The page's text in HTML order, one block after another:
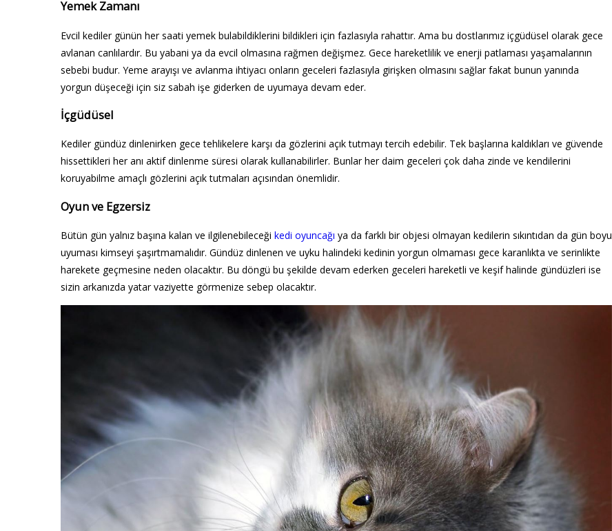
Yemek Zamanı
Evcil kediler günün her saati yemek bulabildiklerini bildikleri için fazlasıyla rahattır. Ama bu dostlarımız içgüdüsel olarak gece
avlanan canlılardır. Bu yabani ya da evcil olmasına rağmen değişmez. Gece hareketlilik ve enerji patlaması yaşamalarının
sebebi budur. Yeme arayışı ve avlanma ihtiyacı onların geceleri fazlasıyla girişken olmasını sağlar fakat bunun yanında
yorgun düşeceği için siz sabah işe giderken de uyumaya devam eder.
İçgüdüsel
Kediler gündüz dinlenirken gece tehlikelere karşı da gözlerini açık tutmayı tercih edebilir. Tek başlarına kaldıkları ve güvende
hissettikleri her anı aktif dinlenme süresi olarak kullanabilirler. Bunlar her daim geceleri çok daha zinde ve kendilerini
koruyabilme amaçlı gözlerini açık tutmaları açısından önemlidir.
Oyun ve Egzersiz
Bütün gün yalnız başına kalan ve ilgilenebileceği kedi oyuncağı ya da farklı bir objesi olmayan kedilerin sıkıntıdan da gün boyu
uyuması kimseyi şaşırtmamalıdır. Gündüz dinlenen ve uyku halindeki kedinin yorgun olmaması gece karanlıkta ve serinlikte
harekete geçmesine neden olacaktır. Bu döngü bu şekilde devam ederken geceleri hareketli ve keşif halinde gündüzleri ise
sizin arkanızda yatar vaziyette görmenize sebep olacaktır.